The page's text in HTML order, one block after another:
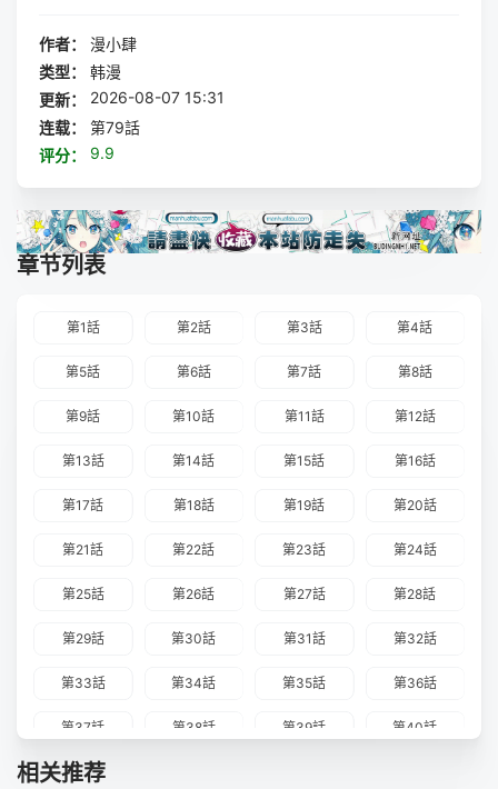
作者：
漫小肆
类型：
韩漫
更新：
2026-08-07 15:31
连载：
第79話
评分：
9.9
章节列表
第1話 第2話 第3話 第4話
第5話 第6話 第7話 第8話
第9話 第10話 第11話 第12話
第13話 第14話 第15話 第16話
第17話 第18話 第19話 第20話
第21話 第22話 第23話 第24話
第25話 第26話 第27話 第28話
第29話 第30話 第31話 第32話
第33話 第34話 第35話 第36話
第37話 第38話 第39話 第40話
第41話
相关推荐